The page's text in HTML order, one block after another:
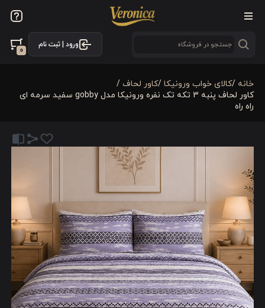
ورود | ثبت نام
0
خانه /کالای خواب ورونیکا /کاور لحاف /
کاور لحاف پنبه 3 تکه تک نفره ورونیکا مدل gobby سفید سرمه ای
راه راه